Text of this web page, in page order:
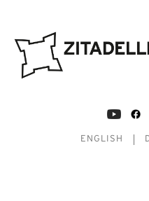
ENGLISH